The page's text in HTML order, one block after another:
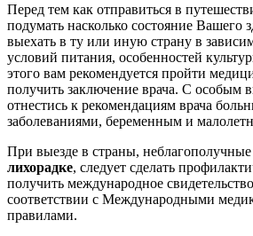
Перед тем как отправиться в
подумать насколько состояние Вашего
выехать в ту или иную страну в
условий питания, особенностей
этого вам рекомендуется пройти
получить заключение врача. С особым
отнестись к рекомендациям врача
заболеваниями, беременным и
При выезде в страны,
лихорадке, следует сделать
получить международное
соответствии с Международными
правилами.